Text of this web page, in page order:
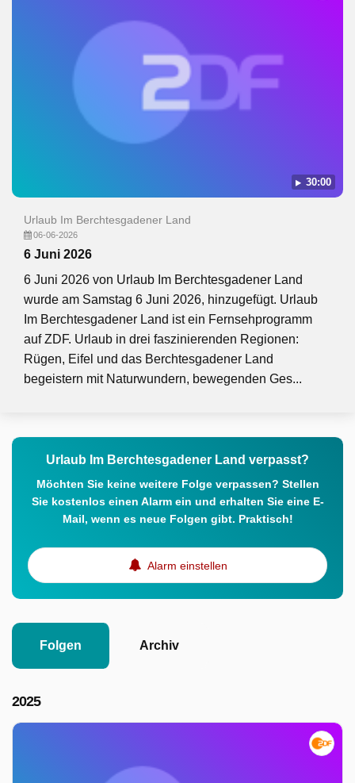
30:00
Urlaub Im Berchtesgadener Land
06-06-2026
6 Juni 2026
6 Juni 2026 von Urlaub Im Berchtesgadener Land
wurde am Samstag 6 Juni 2026, hinzugefügt. Urlaub
Im Berchtesgadener Land ist ein Fernsehprogramm
auf ZDF. Urlaub in drei faszinierenden Regionen:
Rügen, Eifel und das Berchtesgadener Land
begeistern mit Naturwundern, bewegenden Ges...
Urlaub Im Berchtesgadener Land verpasst?
Möchten Sie keine weitere Folge verpassen? Stellen
Sie kostenlos einen Alarm ein und erhalten Sie eine E-
Mail, wenn es neue Folgen gibt. Praktisch!
Alarm einstellen
Folgen Archiv
2025